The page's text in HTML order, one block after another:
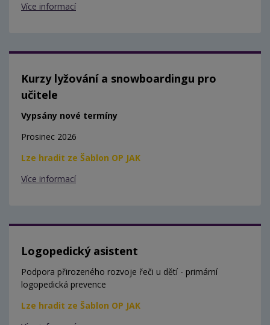
Více informací
Kurzy lyžování a snowboardingu pro
učitele
Vypsány nové termíny
Prosinec 2026
Lze hradit ze Šablon OP JAK
Více informací
Logopedický asistent
Podpora přirozeného rozvoje řeči u dětí - primární
logopedická prevence
Lze hradit ze Šablon OP JAK